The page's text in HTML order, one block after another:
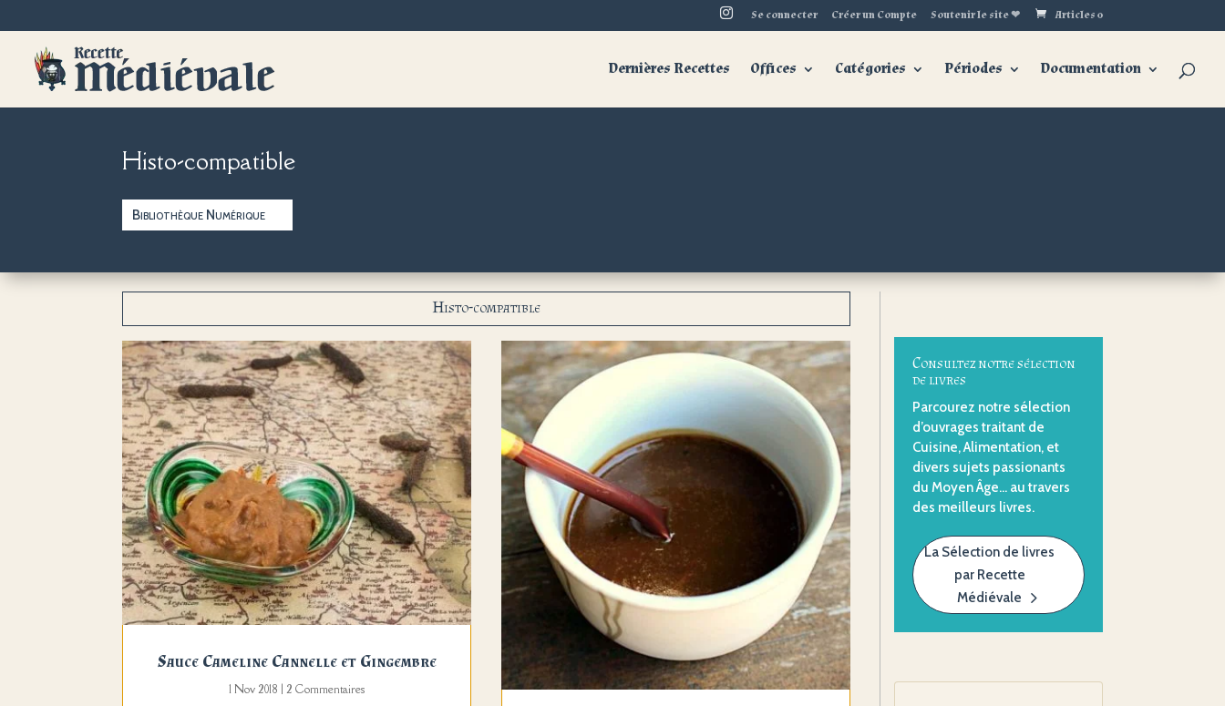
Se connecter Créer un Compte Soutenir le site ❤ Articles 0
Dernières Recettes Offices Catégories Périodes Documentation
Histo-compatible
Bibliothèque Numérique
Histo-compatible
Sauce Cameline Cannelle et Gingembre
1 Nov 2018 | 2 Commentaires
Consultez notre sélection
de livres
Parcourez notre sélection
d’ouvrages traitant de
Cuisine, Alimentation, et
divers sujets passionants
du Moyen Âge… au travers
des meilleurs livres.
La Sélection de livres
par Recette
Médiévale